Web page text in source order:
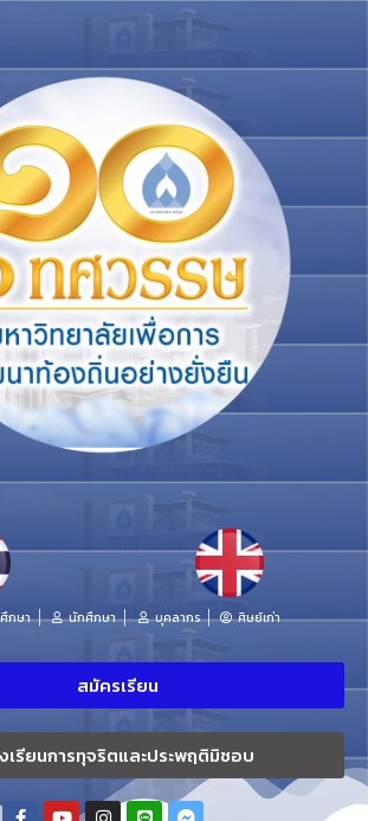
กษา นักศึกษา บุคลากร ศิษย์เก่า
สมัครเรียน
เรียนการทุจริตและประพฤติมิชอบ